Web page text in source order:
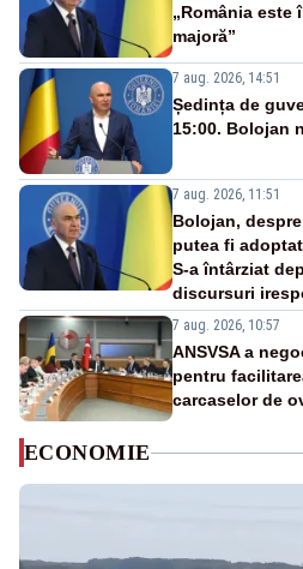
„România
majoră”
7 aug. 2026, 14:51
Ședința de
15:00. Bolojan
7 aug. 2026, 11:51
Bolojan,
putea fi
S-a întârziat
discursuri
7 aug. 2026, 10:57
ANSVSA a
pentru
carcaselor de
ECONOMIE